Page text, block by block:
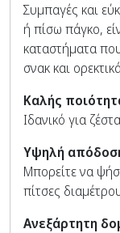
Συμπαγές και
ή πίσω πάγκο,
καταστήματα
σνακ και
Καλής
Ιδανικό για
Υψηλή
Μπορείτε να
πίτσες
Ανεξάρτητη